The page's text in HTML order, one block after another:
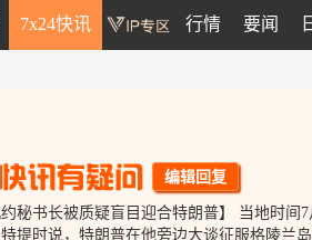
7x24快讯 行情 要闻
约秘书长被质疑盲目迎合特朗普】 当地时
提时说，特朗普在他旁边大谈征服格陵兰
编辑回复